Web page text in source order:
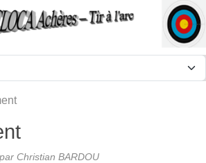
par Christian BARDOU
cookies